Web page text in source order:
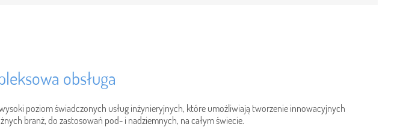
obsługa
poziom świadczonych usług inżynieryjnych, które umożliwiają tworzenie innowacyjnych
branż, do zastosowań pod- i nadziemnych, na całym świecie.